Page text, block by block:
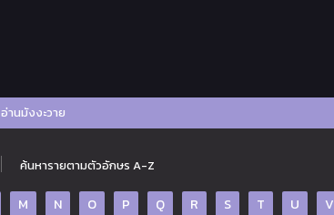
อ่านมังงะวาย
ค้นหารายตามตัวอักษร A-Z
M N O P Q R S T U V